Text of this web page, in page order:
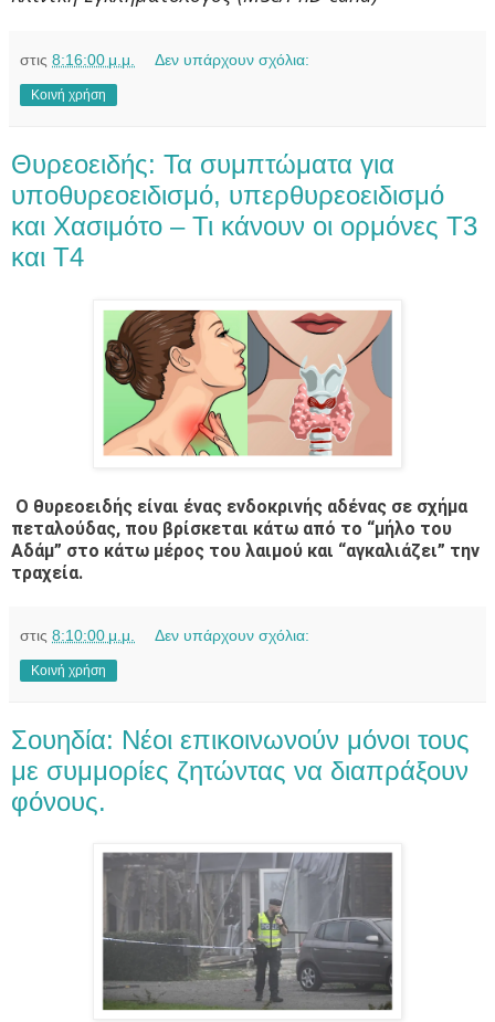
στις 8:16:00 μ.μ. Δεν υπάρχουν σχόλια:
Κοινή χρήση
Θυρεοειδής: Τα συμπτώματα για
υποθυρεοειδισμό, υπερθυρεοειδισμό
και Χασιμότο – Τι κάνουν οι ορμόνες Τ3
και Τ4
Ο θυρεοειδής είναι ένας ενδοκρινής αδένας σε σχήμα
πεταλούδας, που βρίσκεται κάτω από το “μήλο του
Αδάμ” στο κάτω μέρος του λαιμού και “αγκαλιάζει” την
τραχεία.
στις 8:10:00 μ.μ. Δεν υπάρχουν σχόλια:
Κοινή χρήση
Σουηδία: Nέοι επικοινωνούν μόνοι τους
με συμμορίες ζητώντας να διαπράξουν
φόνους.